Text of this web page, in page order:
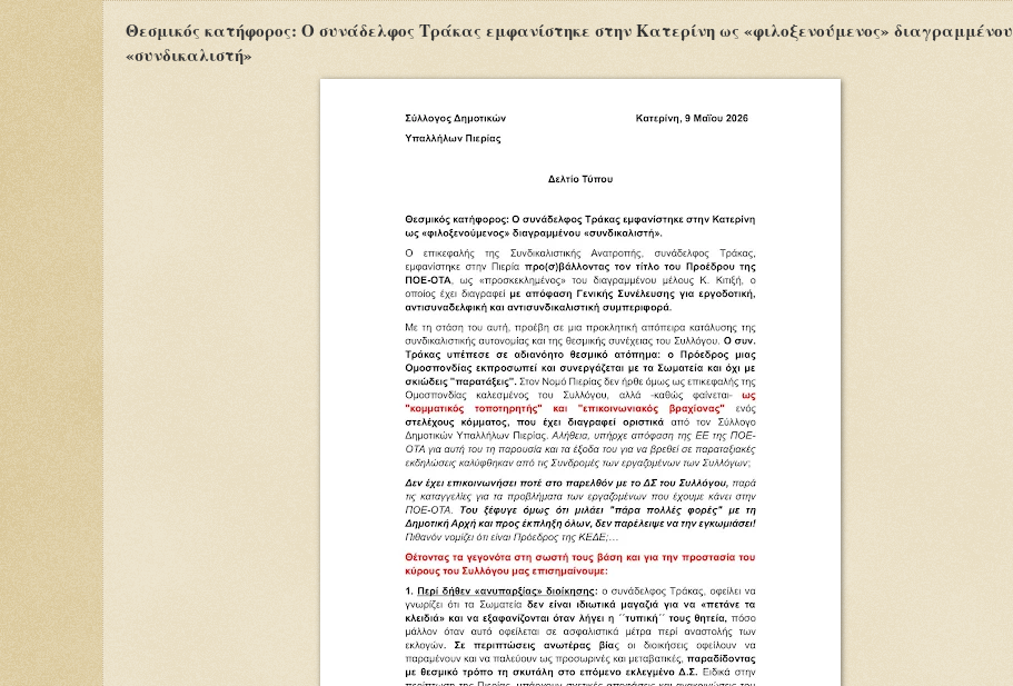
Θεσμικός κατήφορος: Ο συνάδελφος Τράκας εμφανίστηκε στην Κατερίνη ως «φιλοξενούμενος» διαγραμμένου
«συνδικαλιστή»